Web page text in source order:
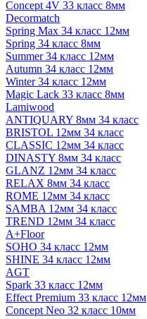
Concept 4V 33 класс 8мм
Decormatch
Spring Max 34 класс 12мм
Spring 34 класс 8мм
Summer 34 класс 12мм
Autumn 34 класс 12мм
Winter 34 класс 12мм
Magic Lack 33 класс 8мм
Lamiwood
ANTIQUARY 8мм 34 класс
BRISTOL 12мм 34 класс
CLASSIC 12мм 34 класс
DINASTY 8мм 34 класс
GLANZ 12мм 34 класс
RELAX 8мм 34 класс
ROME 12мм 34 класс
SAMBA 12мм 34 класс
TREND 12мм 34 класс
A+Floor
SOHO 34 класс 12мм
SHINE 34 класс 12мм
AGT
Spark 33 класс 12мм
Effect Premium 33 класс 12мм
Concept Neo 32 класс 10мм